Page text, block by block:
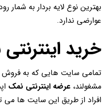
بهترین نوع لایه بردار به شمار
عوارضی ندارد.
خرید
تمامی سایت هایی که به فروش
مشغولند،عرضه اینترنتی نمک
افراد از طریق این سایت ها می